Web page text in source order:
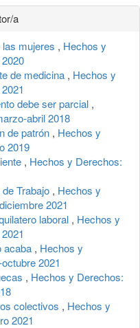
a
mujeres , Hechos y
de medicina , Hechos y
debe ser parcial ,
abril 2018
de patrón , Hechos y
2019
, Hechos y Derechos:
Trabajo , Hechos y
2021
laboral , Hechos y
acaba , Hechos y
2021
, Hechos y Derechos:
colectivos , Hechos y
2021